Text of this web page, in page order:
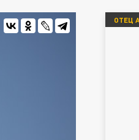
ОТЕЦ